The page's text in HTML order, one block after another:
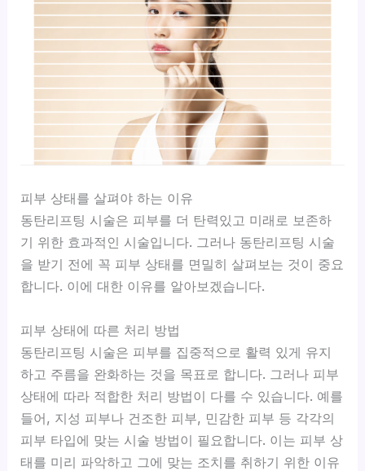
피부 상태를 살펴야 하는 이유
동탄리프팅 시술은 피부를 더 탄력있고 미래로 보존하
기 위한 효과적인 시술입니다. 그러나 동탄리프팅 시술
을 받기 전에 꼭 피부 상태를 면밀히 살펴보는 것이 중요
합니다. 이에 대한 이유를 알아보겠습니다.
피부 상태에 따른 처리 방법
동탄리프팅 시술은 피부를 집중적으로 활력 있게 유지
하고 주름을 완화하는 것을 목표로 합니다. 그러나 피부
상태에 따라 적합한 처리 방법이 다를 수 있습니다. 예를
들어, 지성 피부나 건조한 피부, 민감한 피부 등 각각의
피부 타입에 맞는 시술 방법이 필요합니다. 이는 피부 상
태를 미리 파악하고 그에 맞는 조치를 취하기 위한 이유